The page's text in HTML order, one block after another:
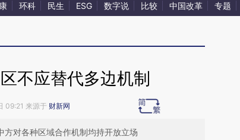
环科 民生 ESG 数字说 比较 中国改革 专题
不应替代多边机制
09:21 来源于 财新网
对各种区域合作机制均持开放立场